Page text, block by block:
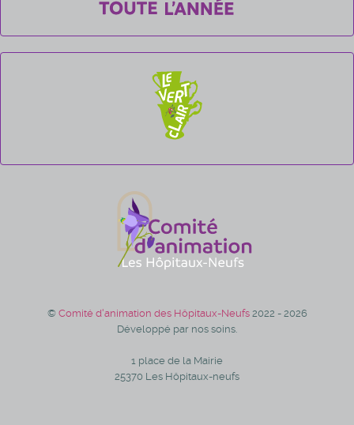
© Comité d'animation des Hôpitaux-Neufs 2022 - 2026
Développé par nos soins.
1 place de la Mairie
25370 Les Hôpitaux-neufs